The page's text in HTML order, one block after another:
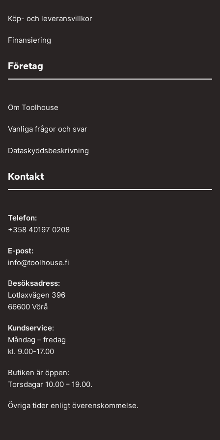
Vinschar
Köp- och leveransvillkor
Finansiering
Företag
Om Toolhouse
Vanliga frågor och svar
Dataskyddsbeskrivning
Kontakt
Telefon:
+358 40197 0208
E-post:
info@toolhouse.fi
Besöksadress:
Lotlaxvägen 396
66600 Vörå
Kundservice:
Måndag – fredag
kl. 9.00-17.00
Butiken är öppen:
Torsdagar 10.00 – 19.00.
Övriga tider enligt överenskommelse.